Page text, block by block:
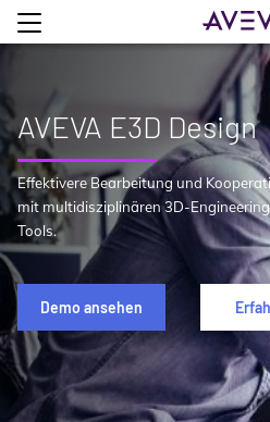
AVEVA E3D Design
Effektivere Bearbeitung und
mit multidisziplinären 3D-
Tools.
Demo ansehen